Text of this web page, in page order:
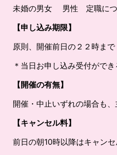
未婚の男女 男性 定職につ
【申し込み期限】
原則、開催前日の２２時まで
＊当日お申し込み受付がで
【開催の有無】
開催・中止いずれの場合も
【キャンセル料】
前日の朝10時以降はキャン